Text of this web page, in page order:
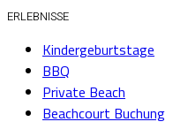
ERLEBNISSE
Kindergeburtstage
BBQ
Private Beach
Beachcourt Buchung